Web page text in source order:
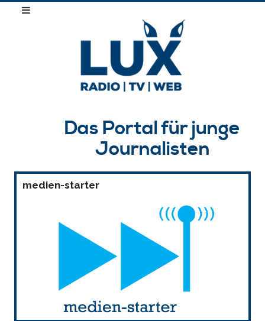
Das Portal für junge
Journalisten
medien-starter